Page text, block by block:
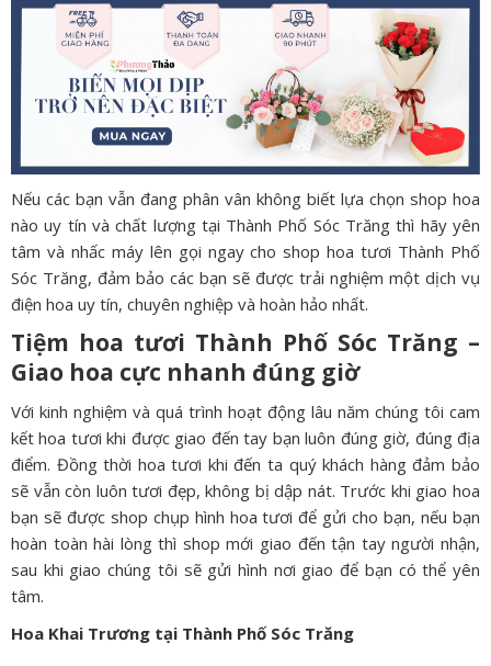
Nếu các bạn vẫn đang phân vân không biết lựa chọn shop hoa
nào uy tín và chất lượng tại Thành Phố Sóc Trăng thì hãy yên
tâm và nhấc máy lên gọi ngay cho shop hoa tươi Thành Phố
Sóc Trăng, đảm bảo các bạn sẽ được trải nghiệm một dịch vụ
điện hoa uy tín, chuyên nghiệp và hoàn hảo nhất.
Tiệm hoa tươi Thành Phố Sóc Trăng –
Giao hoa cực nhanh đúng giờ
Với kinh nghiệm và quá trình hoạt động lâu năm chúng tôi cam
kết hoa tươi khi được giao đến tay bạn luôn đúng giờ, đúng địa
điểm. Đồng thời hoa tươi khi đến ta quý khách hàng đảm bảo
sẽ vẫn còn luôn tươi đẹp, không bị dập nát. Trước khi giao hoa
bạn sẽ được shop chụp hình hoa tươi để gửi cho bạn, nếu bạn
hoàn toàn hài lòng thì shop mới giao đến tận tay người nhận,
sau khi giao chúng tôi sẽ gửi hình nơi giao để bạn có thể yên
tâm.
Hoa Khai Trương tại Thành Phố Sóc Trăng